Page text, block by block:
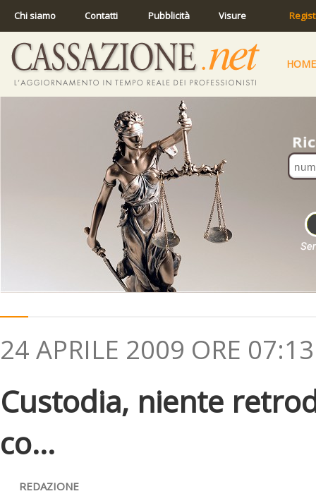
Chi siamo Contatti Pubblicità Visure
HOME
24 APRILE 2009 ORE 07:13
Custodia, niente
co...
REDAZIONE